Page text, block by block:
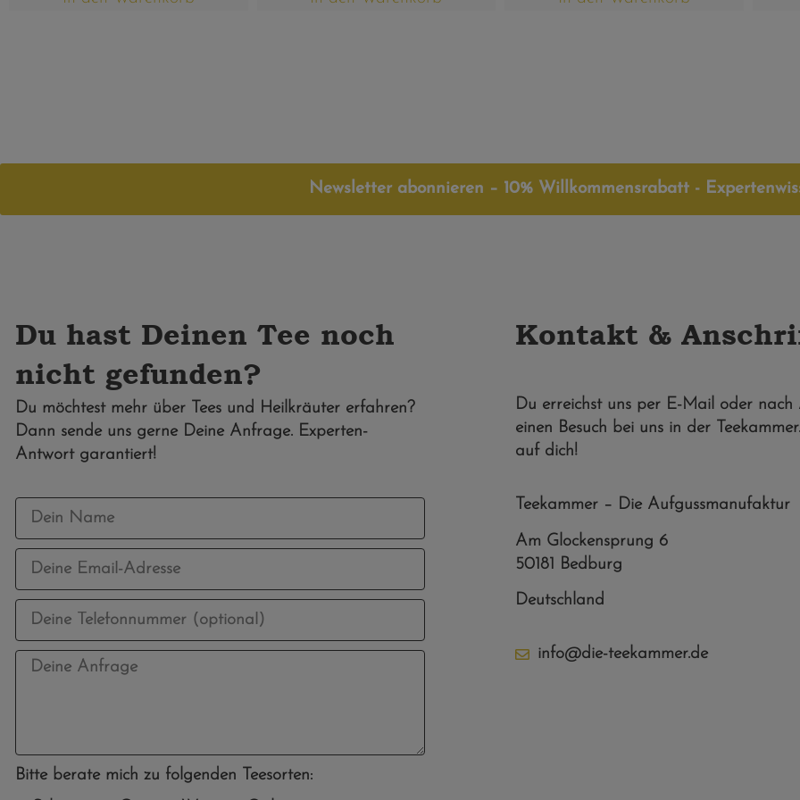
Newsletter abonnieren – 10% Willkommensrabatt -
Du hast Deinen Tee noch
nicht gefunden?
Du möchtest mehr über Tees und Heilkräuter erfahren?
Dann sende uns gerne Deine Anfrage. Experten-
Antwort garantiert!
Bitte berate mich zu folgenden Teesorten:
Kontakt &
Du erreichst uns per E-Mail oder
einen Besuch bei uns in der
auf dich!
Teekammer – Die Aufgussmanufaktur
Am Glockensprung 6
50181 Bedburg
Deutschland
info@die-teekammer.de